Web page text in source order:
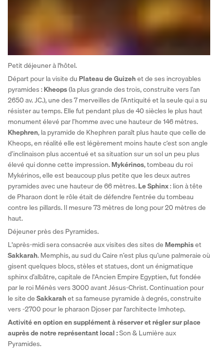
Petit déjeuner à l'hôtel.
Départ pour la visite du Plateau de Guizeh et de ses incroyables
pyramides : Kheops (la plus grande des trois, construite vers l’an
2650 av. JC.), une des 7 merveilles de l’Antiquité et la seule qui a su
résister au temps. Elle fut pendant plus de 40 siècles le plus haut
Khephren, la pyramide de Khephren paraît plus haute que celle de
Kheops, en réalité elle est légèrement moins haute c‘est son angle
d’inclinaison plus accentué et sa situation sur un sol un peu plus
élevé qui donne cette impression. Mykérinos, tombeau du roi
Mykérinos, elle est beaucoup plus petite que les deux autres
pyramides avec une hauteur de 66 mètres. Le Sphinx : lion à tête
de Pharaon dont le rôle était de défendre l'entrée du tombeau
contre les pillards. Il mesure 73 mètres de long pour 20 mètres de
haut.
Déjeuner près des Pyramides.
L'après-midi sera consacrée aux visites des sites de Memphis
Sakkarah. Memphis, au sud du Caire n’est plus qu’une palmeraie où
gisent quelques blocs, stèles et statues, dont un énigmatique
sphinx d’albâtre, capitale de l'Ancien Empire Egyptien, fut fondée
par le roi Ménès vers 3000 avant Jésus-Christ. Continuation pour
le site de Sakkarah et sa fameuse pyramide à degrés, construite
vers -2700 pour le pharaon Djoser par l'architecte Imhotep.
Activité en option en supplément à réserver et régler sur place
auprès de notre représentant local : Son & Lumière aux
Pyramides.